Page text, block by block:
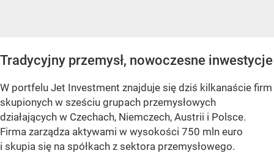
Tradycyjny przemysł, nowoczesne inwestycje
W portfelu Jet Investment znajduje się dziś kilkanaście firm
skupionych w sześciu grupach przemysłowych
działających w Czechach, Niemczech, Austrii i Polsce.
Firma zarządza aktywami w wysokości 750 mln euro
i skupia się na spółkach z sektora przemysłowego.